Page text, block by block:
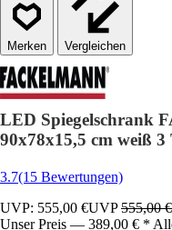
Vergleichen
LED Spiegelschrank
90x78x15,5 cm weiß 3
3.7(15 Bewertungen)
UVP: 555,00 €UVP555,00 €
Unser Preis — 389,00 € *